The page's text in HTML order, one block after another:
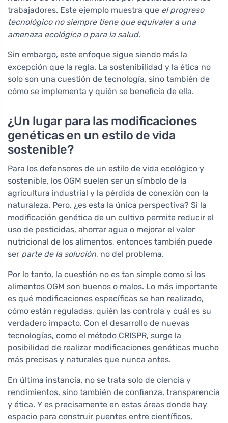
trabajadores. Este ejemplo muestra que el progreso
tecnológico no siempre tiene que equivaler a una
amenaza ecológica o para la salud.
Sin embargo, este enfoque sigue siendo más la
excepción que la regla. La sostenibilidad y la ética no
solo son una cuestión de tecnología, sino también de
cómo se implementa y quién se beneficia de ella.
¿Un lugar para las modificaciones
genéticas en un estilo de vida
sostenible?
Para los defensores de un estilo de vida ecológico y
sostenible, los OGM suelen ser un símbolo de la
agricultura industrial y la pérdida de conexión con la
naturaleza. Pero, ¿es esta la única perspectiva? Si la
modificación genética de un cultivo permite reducir el
uso de pesticidas, ahorrar agua o mejorar el valor
nutricional de los alimentos, entonces también puede
ser parte de la solución, no del problema.
Por lo tanto, la cuestión no es tan simple como si los
alimentos OGM son buenos o malos. Lo más importante
es qué modificaciones específicas se han realizado,
cómo están reguladas, quién las controla y cuál es su
verdadero impacto. Con el desarrollo de nuevas
tecnologías, como el método CRISPR, surge la
posibilidad de realizar modificaciones genéticas mucho
más precisas y naturales que nunca antes.
En última instancia, no se trata solo de ciencia y
rendimientos, sino también de confianza, transparencia
y ética. Y es precisamente en estas áreas donde hay
espacio para construir puentes entre científicos,